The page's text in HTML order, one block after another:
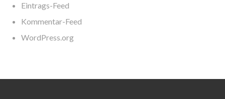
Eintrags-Feed
Kommentar-Feed
WordPress.org